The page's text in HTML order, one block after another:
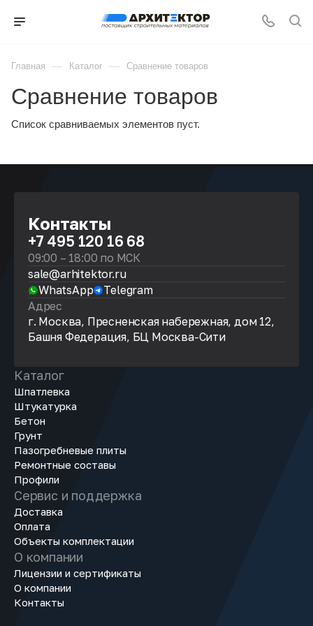
Главная — Каталог — Сравнение товаров
Сравнение товаров
Список сравниваемых элементов пуст.
Контакты
+7 495 120 16 68
09:00 – 18:00 по МСК
sale@arhitektor.ru
WhatsApp
Telegram
Адрес
г. Москва, Пресненская набережная, дом 12,
Башня Федерация, БЦ Москва-Сити
Каталог
Шпатлевка
Штукатурка
Бетон
Грунт
Пазогребневые плиты
Ремонтные составы
Профили
Сервис и поддержка
Доставка
Оплата
Объекты комплектации
О компании
Лицензии и сертификаты
О компании
Контакты